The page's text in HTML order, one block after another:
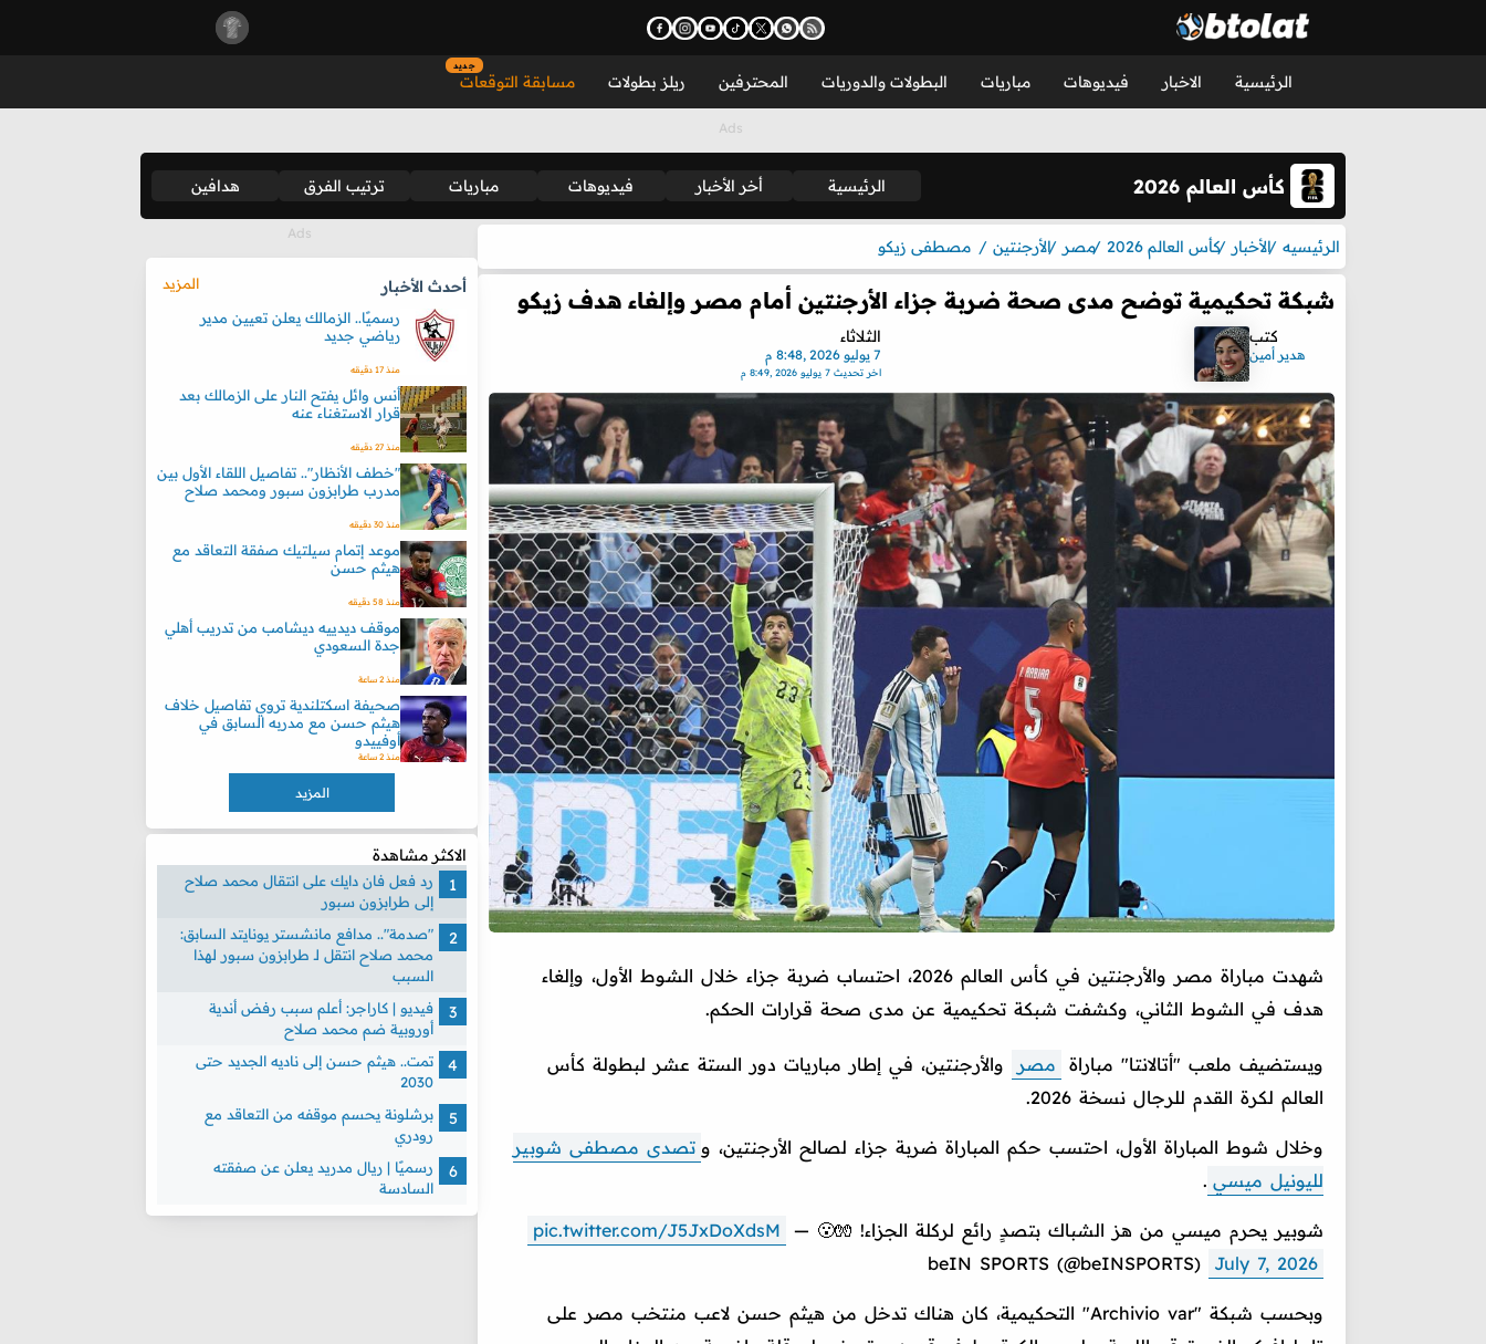
الرئيسية الاخبار فيديوهات مباريات البطولات والدوريات المحترفين ريلز بطولات مسابقة التوقعات
جديد
كأس العالم 2026 الرئيسية أخر الأخبار فيديوهات مباريات ترتيب الفرق هدافين
الرئيسيه الأخبار كأس العالم 2026 مصر الأرجنتين مصطفى زيكو
شبكة تحكيمية توضح مدى صحة ضربة جزاء الأرجنتين أمام مصر وإلغاء هدف زيكو
كتب
هدير أمين
الثلاثاء
7 يوليو 2026 ,8:48 م
اخر تحديث 7 يوليو 2026 ,8:49 م
شهدت مباراة مصر والأرجنتين في كأس العالم 2026، احتساب ضربة جزاء خلال الشوط الأول، وإلغاء
هدف في الشوط الثاني، وكشفت شبكة تحكيمية عن مدى صحة قرارات الحكم.
ويستضيف ملعب "أتالانتا" مباراة مصر
والأرجنتين، في إطار مباريات دور الستة عشر لبطولة كأس
العالم لكرة القدم للرجال نسخة 2026.
وخلال شوط المباراة الأول، احتسب حكم المباراة ضربة جزاء لصالح الأرجنتين، و تصدى مصطفى شوبير
لليونيل ميسي .
شوبير يحرم ميسي من هز الشباك بتصدٍ رائع لركلة الجزاء! 🧤😮 pic.twitter.com/J5JxDoXdsM
—
beIN SPORTS (@beINSPORTS)
July 7, 2026
وبحسب شبكة "Archivio var" التحكيمية، كان هناك تدخل من هيثم حسن لاعب منتخب مصر على
أحدث الأخبار
المزيد
رسميًا.. الزمالك يعلن تعيين مدير
رياضي جديد
منذ 17 دقيقه
أنس وائل يفتح النار على الزمالك بعد
قرار الاستغناء عنه
منذ 27 دقيقه
"خطف الأنظار".. تفاصيل اللقاء الأول بين
مدرب طرابزون سبور ومحمد صلاح
منذ 30 دقيقه
موعد إتمام سيلتيك صفقة التعاقد مع
هيثم حسن
منذ 58 دقيقه
موقف ديدييه ديشامب من تدريب أهلي
جدة السعودي
منذ 2 ساعة
صحيفة اسكتلندية تروي تفاصيل خلاف
هيثم حسن مع مدربه السابق في
أوفييدو
منذ 2 ساعة
المزيد
الاكثر مشاهدة
رد فعل فان دايك على انتقال محمد صلاح
إلى طرابزون سبور
"صدمة".. مدافع مانشستر يونايتد السابق:
محمد صلاح انتقل لـ طرابزون سبور لهذا
السبب
فيديو | كاراجر: أعلم سبب رفض أندية
أوروبية ضم محمد صلاح
تمت.. هيثم حسن إلى ناديه الجديد حتى
2030
برشلونة يحسم موقفه من التعاقد مع
رودري
رسميًا | ريال مدريد يعلن عن صفقته
السادسة